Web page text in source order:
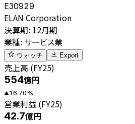
E30929
ELAN Corporation
決算期: 12月期
業種: サービス業
ウォッチ Export
売上高 (FY25)
554億円
▲16.70%
営業利益 (FY25)
42.7億円